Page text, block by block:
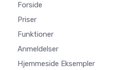
Forside
Priser
Funktioner
Anmeldelser
Hjemmeside Eksempler